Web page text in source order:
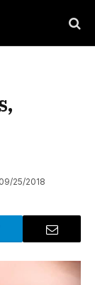
09/25/2018